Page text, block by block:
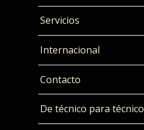
Servicios
Internacional
Contacto
De técnico para técnico